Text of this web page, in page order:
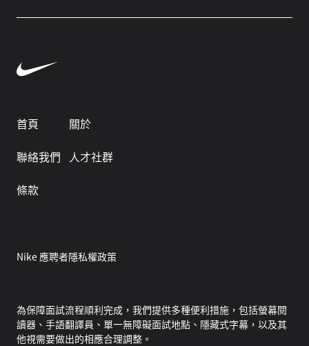
首頁
關於
聯絡我們
人才社群
條款
Nike 應聘者隱私權政策
為保障面試流程順利完成，我們提供多種便利措施，包括螢幕閱
讀器、手語翻譯員、單一無障礙面試地點、隱藏式字幕，以及其
他視需要做出的相應合理調整。